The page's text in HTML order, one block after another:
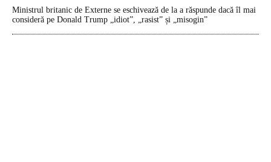
Ministrul britanic de Externe se eschivează de la a răspunde dacă îl mai
consideră pe Donald Trump „idiot”, „rasist” și „misogin”